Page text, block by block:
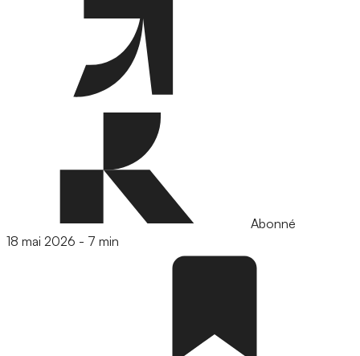
Abonné
18 mai 2026 - 7 min